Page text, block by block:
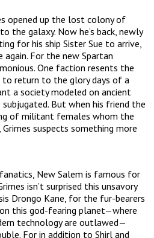
opened up the lost colony of
the galaxy. Now he’s back, newly
for his ship Sister Sue to arrive,
again. For the new Spartan
One faction resents the
return to the glory days of a
a society modeled on ancient
But when his friend the
of militant females whom the
suspects something more
New Salem is famous for
isn’t surprised this unsavory
Drongo Kane, for the fur-bearers
this god-fearing planet—where
technology are outlawed—
For in addition to Shirl and